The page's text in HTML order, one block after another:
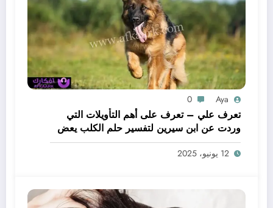
Aya
0
تعرف علي – تعرف على أهم التأويلات التي
وردت عن ابن سيرين لتفسير حلم الكلب يعض
يدي – بالتفصيل
12 يونيو، 2025